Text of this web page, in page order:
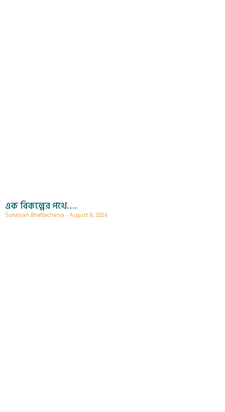
এক বিকল্পের পথে….
Sukalyan Bhattacharya August 8, 2026